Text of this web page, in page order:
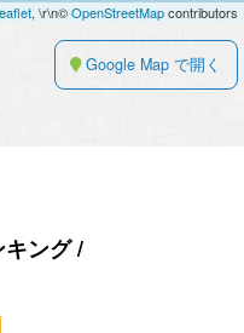
, \r\n©OpenStreetMapcontributors
Google Map で開く
ング /